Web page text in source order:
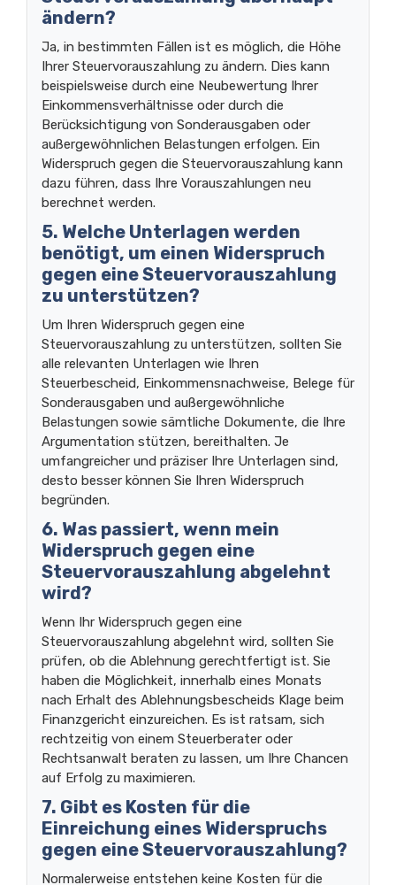
ändern?
Ja, in bestimmten Fällen ist es möglich, die Höhe
Ihrer Steuervorauszahlung zu ändern. Dies kann
beispielsweise durch eine Neubewertung Ihrer
Einkommensverhältnisse oder durch die
Berücksichtigung von Sonderausgaben oder
außergewöhnlichen Belastungen erfolgen. Ein
Widerspruch gegen die Steuervorauszahlung kann
dazu führen, dass Ihre Vorauszahlungen neu
berechnet werden.
5. Welche Unterlagen werden
benötigt, um einen Widerspruch
gegen eine Steuervorauszahlung
zu unterstützen?
Um Ihren Widerspruch gegen eine
Steuervorauszahlung zu unterstützen, sollten Sie
alle relevanten Unterlagen wie Ihren
Steuerbescheid, Einkommensnachweise, Belege für
Sonderausgaben und außergewöhnliche
Belastungen sowie sämtliche Dokumente, die Ihre
Argumentation stützen, bereithalten. Je
umfangreicher und präziser Ihre Unterlagen sind,
desto besser können Sie Ihren Widerspruch
begründen.
6. Was passiert, wenn mein
Widerspruch gegen eine
Steuervorauszahlung abgelehnt
wird?
Wenn Ihr Widerspruch gegen eine
Steuervorauszahlung abgelehnt wird, sollten Sie
prüfen, ob die Ablehnung gerechtfertigt ist. Sie
haben die Möglichkeit, innerhalb eines Monats
nach Erhalt des Ablehnungsbescheids Klage beim
Finanzgericht einzureichen. Es ist ratsam, sich
rechtzeitig von einem Steuerberater oder
Rechtsanwalt beraten zu lassen, um Ihre Chancen
auf Erfolg zu maximieren.
7. Gibt es Kosten für die
Einreichung eines Widerspruchs
gegen eine Steuervorauszahlung?
Normalerweise entstehen keine Kosten für die